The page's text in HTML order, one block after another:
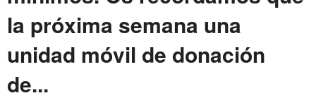
la próxima semana una
unidad móvil de donación
de...